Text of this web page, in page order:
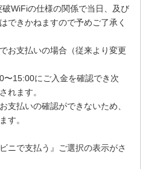
WiFiの仕様の関係で当日、及び
できかねますので予めご了承く
お支払いの場合（従来より変更
〜15:00にご入金を確認でき次
れます。
支払いの確認ができないため、
す。
ニで支払う』ご選択の表示がさ